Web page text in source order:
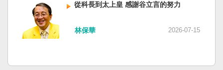
從科長到太上皇 感謝谷立言的努力
林保華 2026-07-15